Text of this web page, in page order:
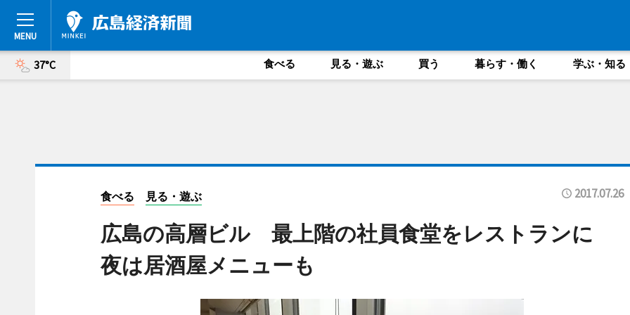
37°C 食べる 見る・遊ぶ 買う 暮らす・働く 学ぶ・知る
食べる 見る・遊ぶ 2017.07.26
広島の高層ビル 最上階の社員食堂をレストランに
夜は居酒屋メニューも